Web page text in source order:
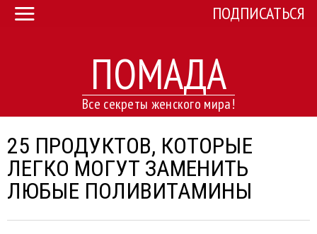
ПОМАДА
Все секреты женского мира!
ПОДПИСАТЬСЯ
25 ПРОДУКТОВ, КОТОРЫЕ
ЛЕГКО МОГУТ ЗАМЕНИТЬ
ЛЮБЫЕ ПОЛИВИТАМИНЫ